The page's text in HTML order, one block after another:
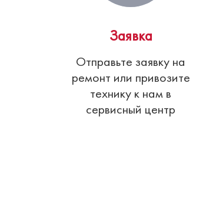
Заявка
Отправьте заявку на
ремонт или привозите
технику к нам в
сервисный центр